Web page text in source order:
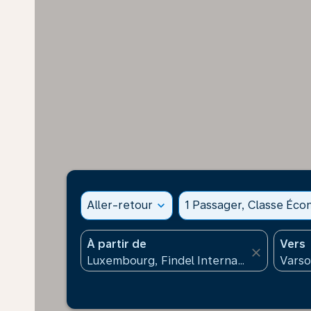
Aller-retour expand_more 1 Passager, Classe
À partir de
close
Vers